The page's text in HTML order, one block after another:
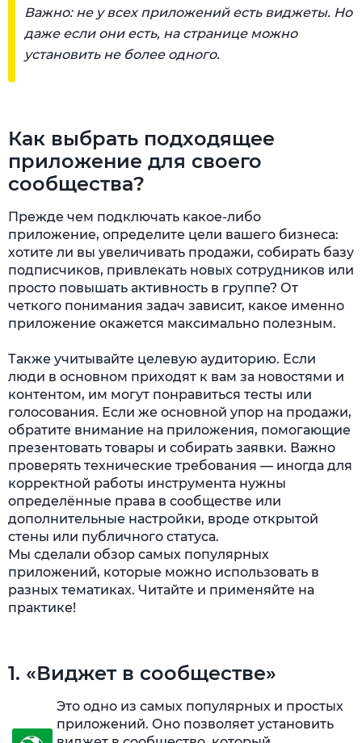
Важно: не у всех приложений есть виджеты. Но
даже если они есть, на странице можно
установить не более одного.
Как выбрать подходящее
приложение для своего
сообщества?
Прежде чем подключать какое-либо
приложение, определите цели вашего бизнеса:
хотите ли вы увеличивать продажи, собирать базу
подписчиков, привлекать новых сотрудников или
просто повышать активность в группе? От
четкого понимания задач зависит, какое именно
приложение окажется максимально полезным.
Также учитывайте целевую аудиторию. Если
люди в основном приходят к вам за новостями и
контентом, им могут понравиться тесты или
голосования. Если же основной упор на продажи,
обратите внимание на приложения, помогающие
презентовать товары и собирать заявки. Важно
проверять технические требования — иногда для
корректной работы инструмента нужны
определённые права в сообществе или
дополнительные настройки, вроде открытой
стены или публичного статуса.
Мы сделали обзор самых популярных
приложений, которые можно использовать в
разных тематиках. Читайте и применяйте на
практике!
1. «Виджет в сообществе»
Это одно из самых популярных и простых
приложений. Оно позволяет установить